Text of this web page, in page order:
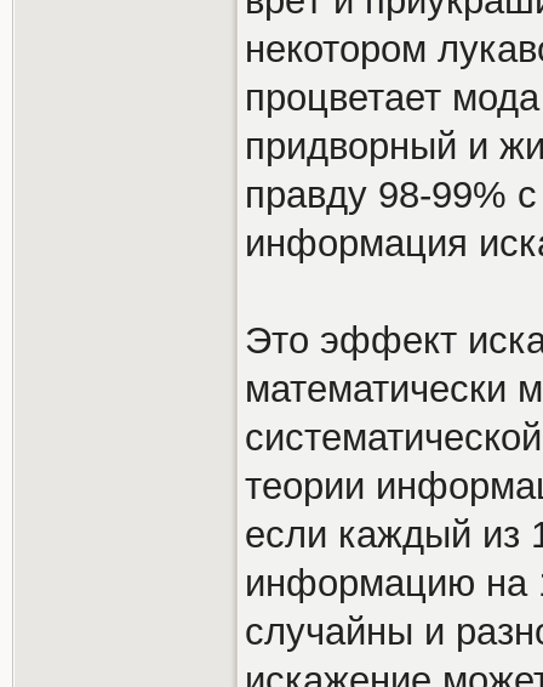
некотором
процветает
придворный и
правду 98-99%
информация
Это эффект
математически
теории
если каждый из
информацию на
случайны и